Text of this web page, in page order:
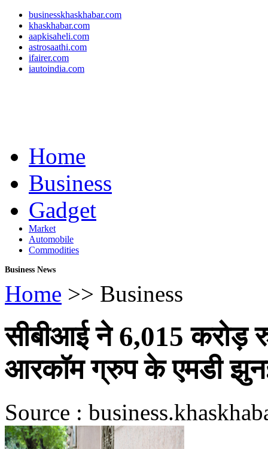
businesskhaskhabar.com
khaskhabar.com
aapkisaheli.com
astrosaathi.com
ifairer.com
iautoindia.com
Home
Business
Gadget
Market
Automobile
Commodities
Business News
Home >> Business
सीबीआई ने 6,015 करोड़
आरकॉम ग्रुप के एमडी
Source :